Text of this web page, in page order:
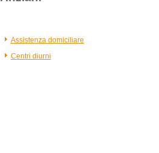
Assistenza domiciliare
Centri diurni